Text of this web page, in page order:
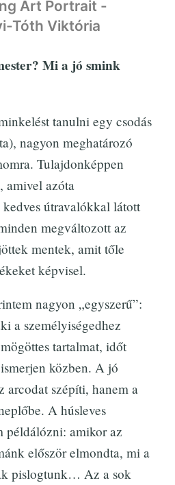
Art Portrait -
Tóth Viktória
Mi a jó smink
tanulni egy csodás
nagyon meghatározó
Tulajdonképpen
amivel azóta
útravalókkal látott
megváltozott az
mentek, amit tőle
képvisel.
nagyon „egyszerű”:
a személyiségedhez
tartalmat, időt
közben. A jó
arcodat szépíti, hanem a
A húsleves
példálózni: amikor az
először elmondta, mi a
pislogtunk… Az a sok